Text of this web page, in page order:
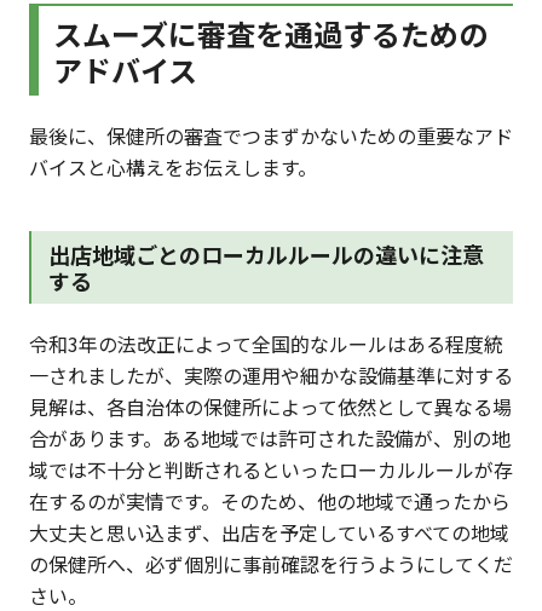
スムーズに審査を通過するための
アドバイス
最後に、保健所の審査でつまずかないための重要なアド
バイスと心構えをお伝えします。
出店地域ごとのローカルルールの違いに注意
する
令和3年の法改正によって全国的なルールはある程度統
一されましたが、実際の運用や細かな設備基準に対する
見解は、各自治体の保健所によって依然として異なる場
合があります。ある地域では許可された設備が、別の地
域では不十分と判断されるといったローカルルールが存
在するのが実情です。そのため、他の地域で通ったから
大丈夫と思い込まず、出店を予定しているすべての地域
の保健所へ、必ず個別に事前確認を行うようにしてくだ
さい。